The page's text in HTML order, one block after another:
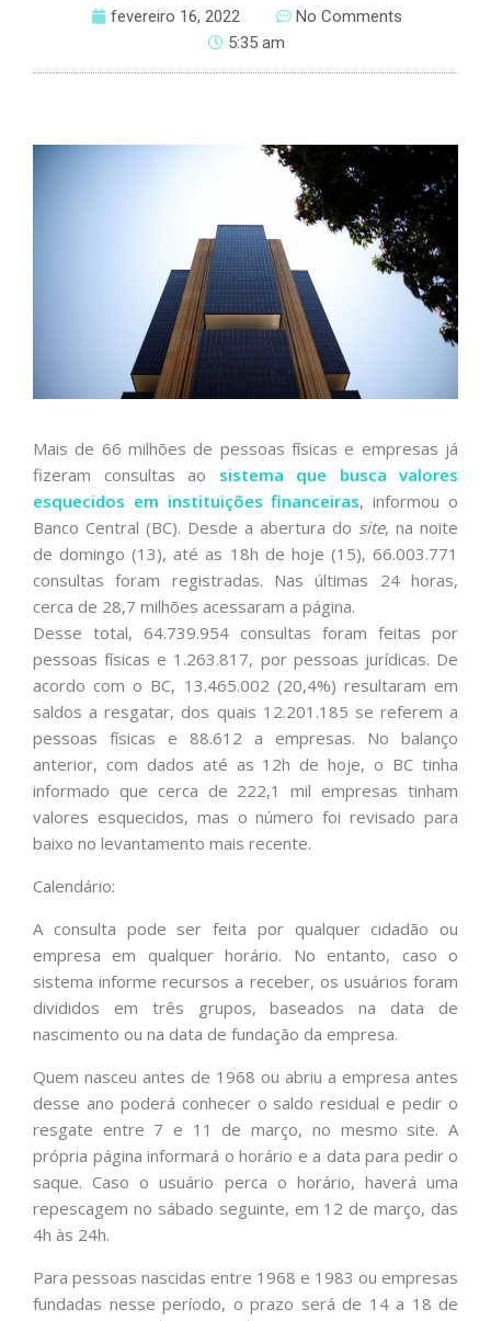
fevereiro 16, 2022
No Comments
5:35 am
Mais de 66 milhões de pessoas físicas e empresas já
fizeram consultas ao sistema que busca valores
esquecidos em instituições financeiras, informou o
Banco Central (BC). Desde a abertura do site, na noite
de domingo (13), até as 18h de hoje (15), 66.003.771
consultas foram registradas. Nas últimas 24 horas,
cerca de 28,7 milhões acessaram a página.
Desse total, 64.739.954 consultas foram feitas por
pessoas físicas e 1.263.817, por pessoas jurídicas. De
acordo com o BC, 13.465.002 (20,4%) resultaram em
saldos a resgatar, dos quais 12.201.185 se referem a
pessoas físicas e 88.612 a empresas. No balanço
anterior, com dados até as 12h de hoje, o BC tinha
informado que cerca de 222,1 mil empresas tinham
valores esquecidos, mas o número foi revisado para
baixo no levantamento mais recente.
Calendário:
A consulta pode ser feita por qualquer cidadão ou
empresa em qualquer horário. No entanto, caso o
sistema informe recursos a receber, os usuários foram
divididos em três grupos, baseados na data de
nascimento ou na data de fundação da empresa.
Quem nasceu antes de 1968 ou abriu a empresa antes
desse ano poderá conhecer o saldo residual e pedir o
resgate entre 7 e 11 de março, no mesmo site. A
própria página informará o horário e a data para pedir o
saque. Caso o usuário perca o horário, haverá uma
repescagem no sábado seguinte, em 12 de março, das
4h às 24h.
Para pessoas nascidas entre 1968 e 1983 ou empresas
fundadas nesse período, o prazo será de 14 a 18 de